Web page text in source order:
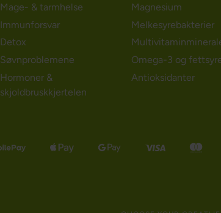
Mage- & tarmhelse
Immunforsvar
Detox
Søvnproblemene
Hormoner &
skjoldbruskkjertelen
Magnesium
Melkesyrebakterier
Omega-3 og
Antioksidanter